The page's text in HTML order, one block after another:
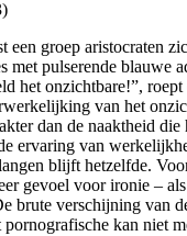
een groep aristocraten
met pulserende
het onzichtbare!”,
van het
dan de naaktheid
ervaring van
blijft hetzelfde.
gevoel voor ironie –
brute verschijning
kan niet